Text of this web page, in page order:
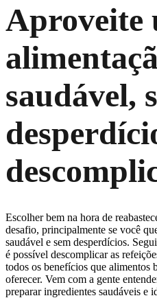
Aproveite
saudável,
Escolher bem na hora de
desafio, principalmente se você
saudável e sem desperdícios.
é possível descomplicar as
todos os benefícios que alimentos
oferecer. Vem com a gente
preparar ingredientes saudáveis e